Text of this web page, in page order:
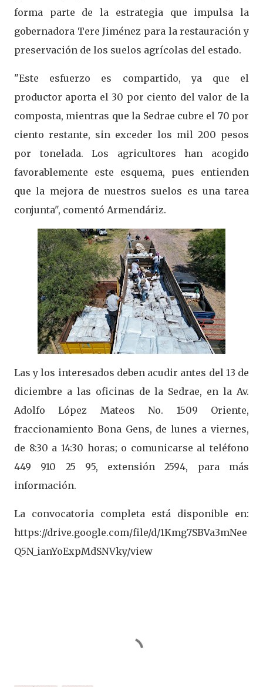
forma parte de la estrategia que impulsa la
gobernadora Tere Jiménez para la restauración y
preservación de los suelos agrícolas del estado.
"Este esfuerzo es compartido, ya que el
productor aporta el 30 por ciento del valor de la
composta, mientras que la Sedrae cubre el 70 por
ciento restante, sin exceder los mil 200 pesos
por tonelada. Los agricultores han acogido
favorablemente este esquema, pues entienden
que la mejora de nuestros suelos es una tarea
conjunta", comentó Armendáriz.
Las y los interesados deben acudir antes del 13 de
diciembre a las oficinas de la Sedrae, en la Av.
Adolfo López Mateos No. 1509 Oriente,
fraccionamiento Bona Gens, de lunes a viernes,
de 8:30 a 14:30 horas; o comunicarse al teléfono
449 910 25 95, extensión 2594, para más
información.
La convocatoria completa está disponible en:
https://drive.google.com/file/d/1Kmg7SBVa3mNee
Q5N_ianYoExpMdSNVky/view